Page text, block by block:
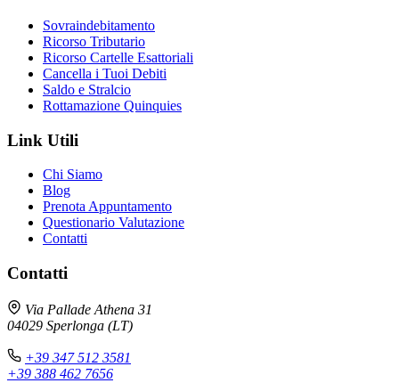
Sovraindebitamento
Ricorso Tributario
Ricorso Cartelle Esattoriali
Cancella i Tuoi Debiti
Saldo e Stralcio
Rottamazione Quinquies
Link Utili
Chi Siamo
Blog
Prenota Appuntamento
Questionario Valutazione
Contatti
Contatti
Via Pallade Athena 31
04029 Sperlonga (LT)
+39 347 512 3581
+39 388 462 7656